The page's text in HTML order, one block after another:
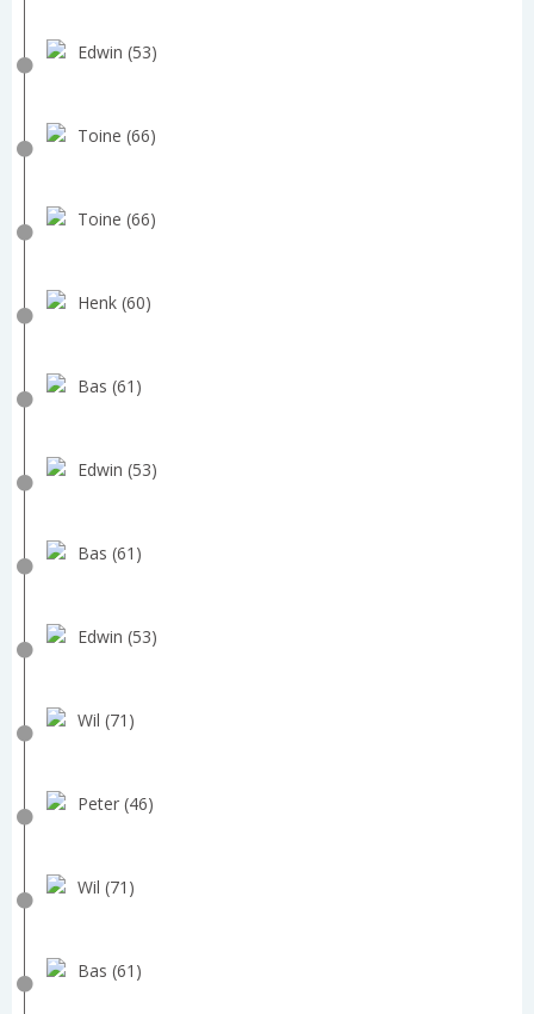
Edwin (53)
Toine (66)
Toine (66)
Henk (60)
Bas (61)
Edwin (53)
Bas (61)
Edwin (53)
Wil (71)
Peter (46)
Wil (71)
Bas (61)